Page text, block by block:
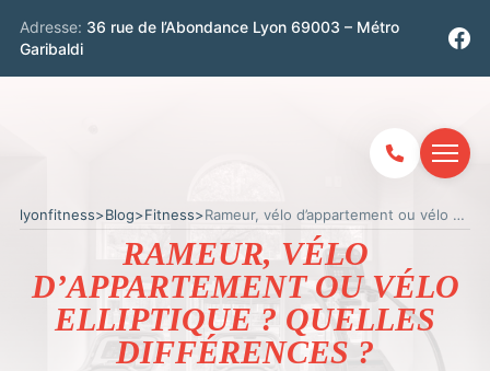
Adresse: 36 rue de l’Abondance Lyon 69003 – Métro
Garibaldi
lyonfitness>Blog>Fitness> Rameur, vélo d’appartement ou vélo elliptique ? Quelles différences ?
RAMEUR, VÉLO
D’APPARTEMENT OU VÉLO
ELLIPTIQUE ? QUELLES
DIFFÉRENCES ?